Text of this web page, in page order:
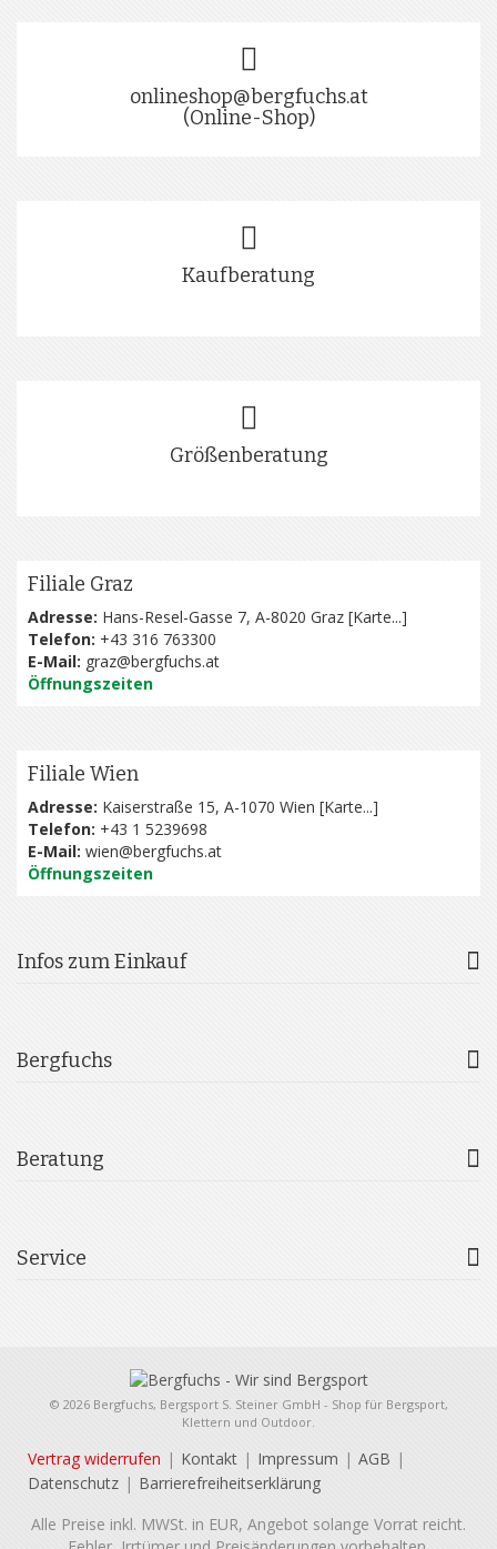
onlineshop@bergfuchs.at
(Online-Shop)
Kaufberatung
Größenberatung
Filiale Graz
Adresse: Hans-Resel-Gasse 7, A-8020 Graz [Karte...]
Telefon: +43 316 763300
E-Mail: graz@bergfuchs.at
Öffnungszeiten
Filiale Wien
Adresse: Kaiserstraße 15, A-1070 Wien [Karte...]
Telefon: +43 1 5239698
E-Mail: wien@bergfuchs.at
Öffnungszeiten
Infos zum Einkauf
Bergfuchs
Beratung
Service
© 2026 Bergfuchs, Bergsport S. Steiner GmbH - Shop für Bergsport,
Klettern und Outdoor.
Vertrag widerrufen Kontakt Impressum
AGB
Datenschutz
Barrierefreiheitserklärung
Alle Preise inkl. MWSt. in EUR, Angebot solange Vorrat reicht.